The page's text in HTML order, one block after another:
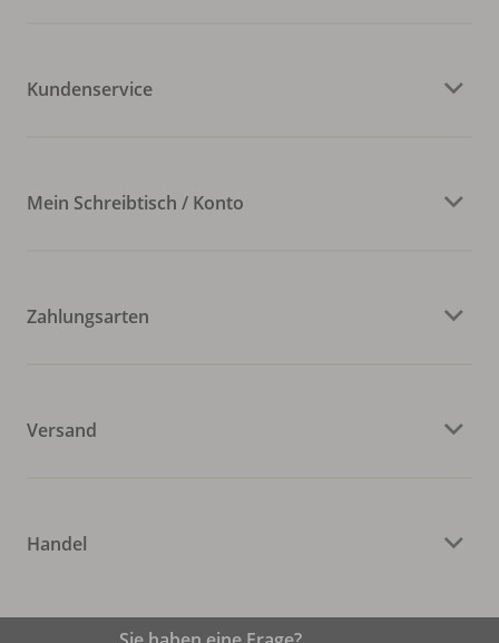
Kundenservice
Mein Schreibtisch / Konto
Zahlungsarten
Versand
Handel